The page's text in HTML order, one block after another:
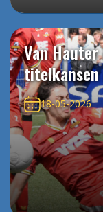
Van
titelkansen
18-05-2026